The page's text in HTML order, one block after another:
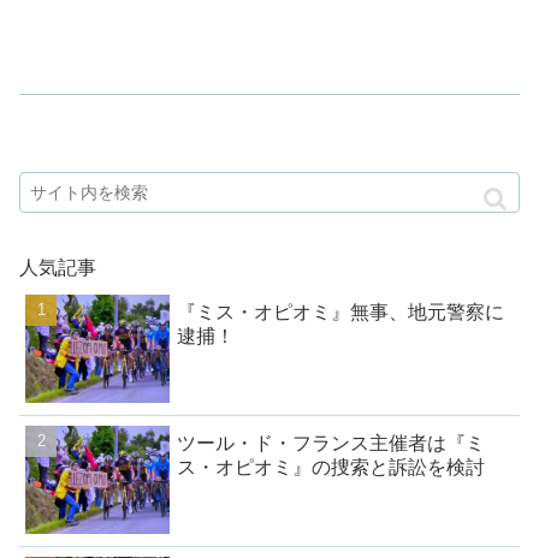
人気記事
『ミス・オピオミ』無事、地元警察に
逮捕！
ツール・ド・フランス主催者は『ミ
ス・オピオミ』の捜索と訴訟を検討